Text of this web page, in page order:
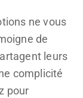
ne vous
de
leurs
complicité
pour